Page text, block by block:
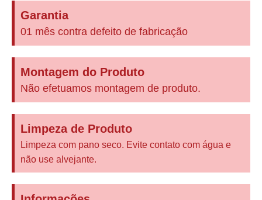
Garantia
01 mês contra defeito de fabricação
Montagem do Produto
Não efetuamos montagem de produto.
Limpeza de Produto
Limpeza com pano seco. Evite contato com água e
não use alvejante.